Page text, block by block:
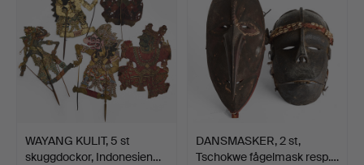
WAYANG KULIT, 5 st
skuggdockor, Indonesien…
DANSMASKER, 2 st,
Tschokwe fågelmask resp.…